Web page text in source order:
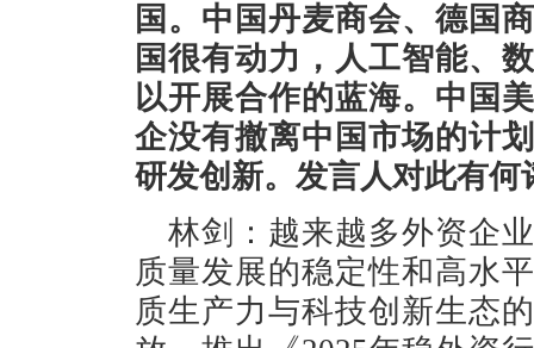
国。中国丹麦商会、德国
国很有动力，人工智能、
以开展合作的蓝海。中国
企没有撤离中国市场的计
研发创新。发言人对此有何
林剑：越来越多外资企
质量发展的稳定性和高水
质生产力与科技创新生态